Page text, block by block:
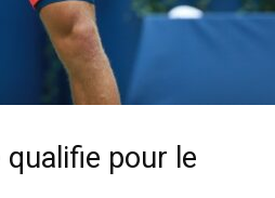
qualifie pour le